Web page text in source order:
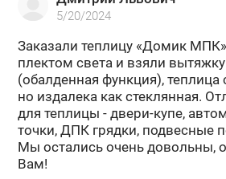
5/20/2024
За­ка­за­ли теп­ли­цу «Домик
плек­том света и взяли
(обал­ден­ная функ­ция),
но из­да­ле­ка как стек­лян­ная.
для теп­ли­цы - двери-​купе,
точ­ки, ДПК гряд­ки, под­вес­ные
Мы оста­лись очень до­воль­ны,
Вам!